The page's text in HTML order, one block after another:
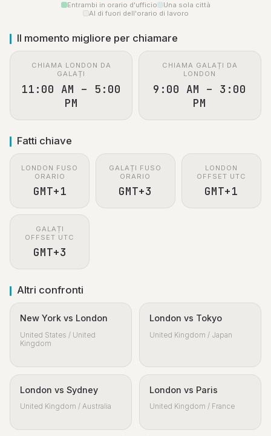
Entrambi in orario d'ufficio
Una sola città
Al di fuori dell'orario di lavoro
Il momento migliore per chiamare
CHIAMA LONDON DA
GALAȚI
11:00 AM – 5:00
PM
CHIAMA GALAȚI DA
LONDON
9:00 AM – 3:00
PM
Fatti chiave
LONDON FUSO
ORARIO
GMT+1
GALAȚI FUSO
ORARIO
GMT+3
LONDON
OFFSET UTC
GMT+1
GALAȚI
OFFSET UTC
GMT+3
Altri confronti
New York vs London
United States / United
Kingdom
London vs Tokyo
United Kingdom / Japan
London vs Sydney
United Kingdom / Australia
London vs Paris
United Kingdom / France